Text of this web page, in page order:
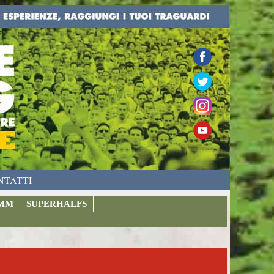
SUPERHALFS